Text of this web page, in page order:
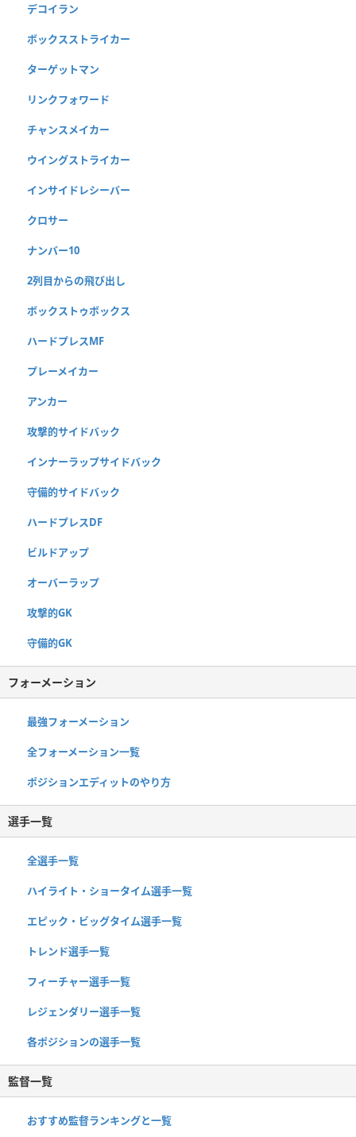
デコイラン
ボックスストライカー
ターゲットマン
リンクフォワード
チャンスメイカー
ウイングストライカー
インサイドレシーバー
クロサー
ナンバー10
2列目からの飛び出し
ボックストゥボックス
ハードプレスMF
プレーメイカー
アンカー
攻撃的サイドバック
インナーラップサイドバック
守備的サイドバック
ハードプレスDF
ビルドアップ
オーバーラップ
攻撃的GK
守備的GK
フォーメーション
最強フォーメーション
全フォーメーション一覧
ポジションエディットのやり方
選手一覧
全選手一覧
ハイライト・ショータイム選手一覧
エピック・ビッグタイム選手一覧
トレンド選手一覧
フィーチャー選手一覧
レジェンダリー選手一覧
各ポジションの選手一覧
監督一覧
おすすめ監督ランキングと一覧